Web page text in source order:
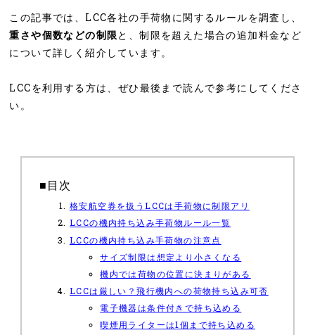
この記事では、LCC各社の手荷物に関するルールを調査し、
重さや個数などの制限と、制限を超えた場合の追加料金など
について詳しく紹介しています。
LCCを利用する方は、ぜひ最後まで読んで参考にしてくださ
い。
■目次
格安航空券を扱うLCCは手荷物に制限アリ
LCCの機内持ち込み手荷物ルール一覧
LCCの機内持ち込み手荷物の注意点
サイズ制限は想定より小さくなる
機内では荷物の位置に決まりがある
LCCは厳しい？飛行機内への荷物持ち込み可否
電子機器は条件付きで持ち込める
喫煙用ライターは1個まで持ち込める